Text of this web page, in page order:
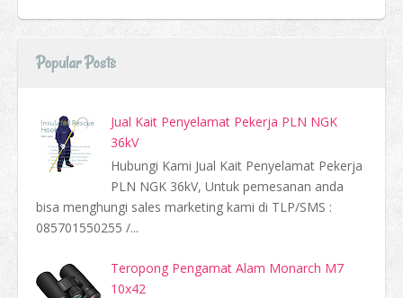
Popular Posts
Jual Kait Penyelamat Pekerja PLN NGK
36kV
Hubungi Kami Jual Kait Penyelamat Pekerja
PLN NGK 36kV, Untuk pemesanan anda
bisa menghungi sales marketing kami di TLP/SMS :
085701550255 /...
Teropong Pengamat Alam Monarch M7
10x42